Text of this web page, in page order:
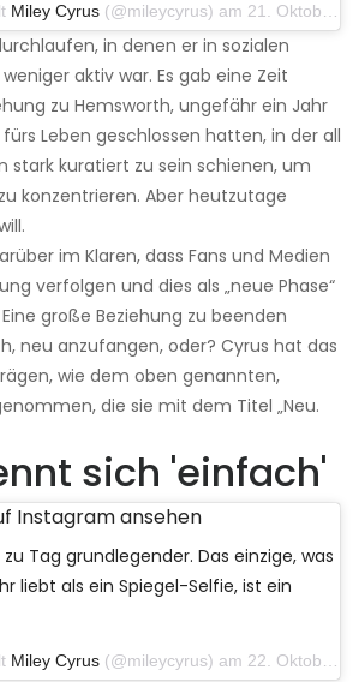
Miley Cyrus (@mileycyrus) am 21. Oktober 2019 um 12:31 Uhr PDT
in denen er in sozialen
aktiv war. Es gab eine Zeit
zu Hemsworth, ungefähr ein Jahr
Leben geschlossen hatten, in der all
stark kuratiert zu sein schienen, um
konzentrieren. Aber heutzutage
im Klaren, dass Fans und Medien
verfolgen und dies als „neue Phase“
große Beziehung zu beenden
neu anzufangen, oder? Cyrus hat das
wie dem oben genannten,
die sie mit dem Titel „Neu.
sich 'einfach'
Instagram ansehen
Tag grundlegender. Das einzige, was
liebt als ein Spiegel-Selfie, ist ein
Miley Cyrus (@mileycyrus) am 22. Oktober 2019 um 11:39 Uhr PDT